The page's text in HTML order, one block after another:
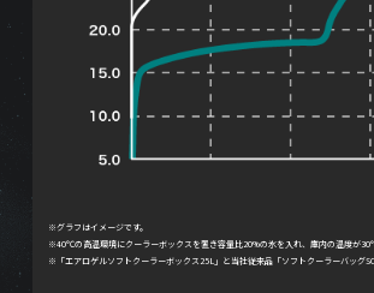
※グラフはイメージです。
※40℃の高温環境にクーラーボックスを置き容量比20%の氷を入れ、庫内の温度が
※「エアロゲルソフトクーラーボックス25L」と当社従来品「ソフトクーラーバッグ